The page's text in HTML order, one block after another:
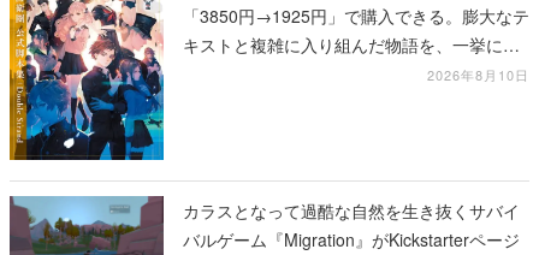
「3850円→1925円」で購入できる。膨大なテ
キストと複雑に入り組んだ物語を、一挙に再
2026年8月10日
カラスとなって過酷な自然を生き抜くサバイ
バルゲーム『Migration』がKickstarterページ